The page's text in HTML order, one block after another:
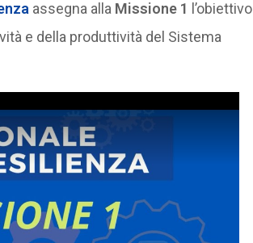
assegna alla Missione 1 l’obiettivo
e della produttività del Sistema